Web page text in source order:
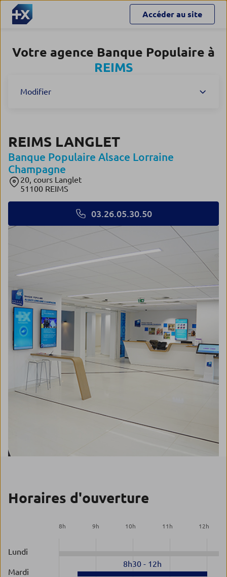
Accéder au site
Votre agence Banque Populaire à
REIMS
Modifier
REIMS LANGLET
Banque Populaire Alsace Lorraine
Champagne
20, cours Langlet
51100 REIMS
03.26.05.30.50
Horaires d'ouverture
8h 9h 10h 11 h 12h
Lundi
Mardi
8h30- 12h